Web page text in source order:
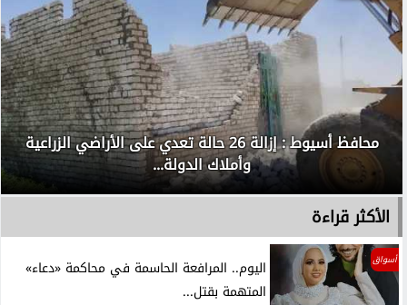
محافظ أسيوط : إزالة 26 حالة تعدي على الأراضي الزراعية
وأملاك الدولة...
الأكثر قراءة
أسواق
اليوم.. المرافعة الحاسمة في محاكمة «دعاء»
المتهمة بقتل...